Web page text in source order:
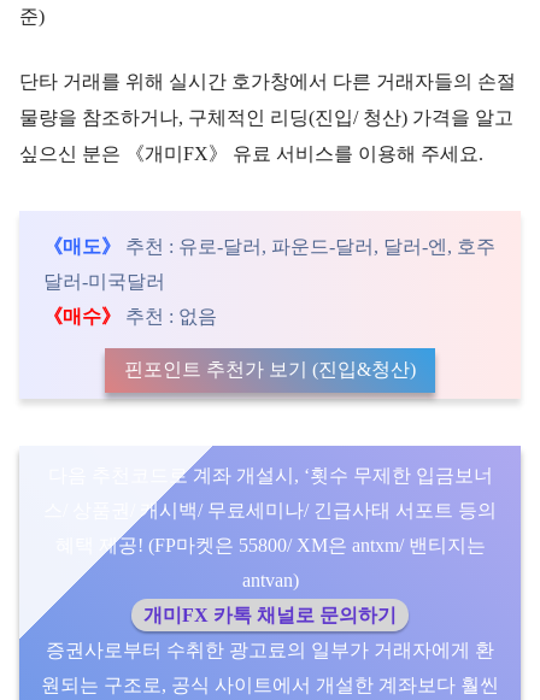
준)
단타 거래를 위해 실시간 호가창에서 다른 거래자들의 손절
물량을 참조하거나, 구체적인 리딩(진입/ 청산) 가격을 알고
싶으신 분은 《개미FX》 유료 서비스를 이용해 주세요.
《매도》
추천 : 유로-달러, 파운드-달러, 달러-엔, 호주
달러-미국달러
《매수》
추천 : 없음
핀포인트 추천가 보기 (진입&청산)
다음 추천코드로 계좌 개설시, ‘횟수 무제한 입금보너
스/ 상품권/ 캐시백/ 무료세미나/ 긴급사태 서포트 등의
혜택 제공! (FP마켓은 55800/ XM은 antxm/ 밴티지는
antvan)
개미FX 카톡 채널로 문의하기
증권사로부터 수취한 광고료의 일부가 거래자에게 환
원되는 구조로, 공식 사이트에서 개설한 계좌보다 훨씬